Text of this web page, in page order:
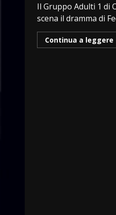
Il Gruppo Adulti 1 di
scena il dramma di
Continua a leggere